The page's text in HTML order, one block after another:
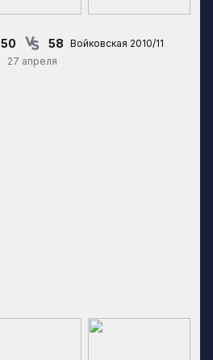
27 апреля
50 58 Войковская 2010/11